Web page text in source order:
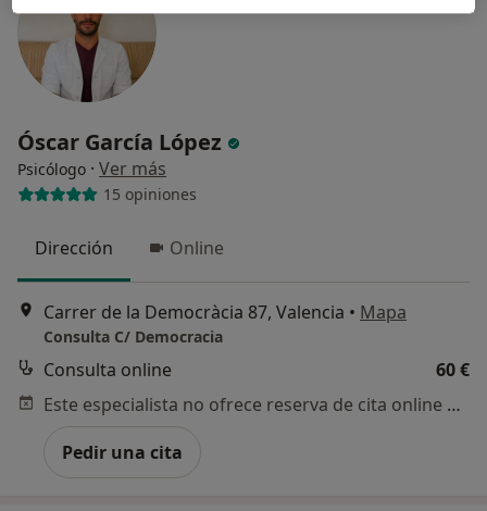
Óscar García López
Psicólogo · Ver más
15 opiniones
Dirección Online
Carrer de la Democràcia 87, Valencia • Mapa
Consulta C/ Democracia
Consulta online
60 €
Este especialista no ofrece reserva de cita online en esta dirección.
Pedir una cita